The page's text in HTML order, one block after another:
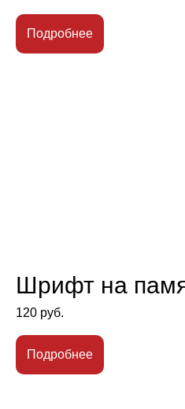
Подробнее
Шрифт на
120 руб.
Подробнее